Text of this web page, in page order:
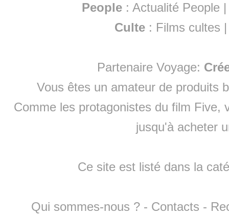
People :Actualité People
Culte : Films cultes
Partenaire Voyage:
Vous êtes un amateur de produits
Comme les protagonistes du film Five,
jusqu'à acheter
Ce site est listé dans la
Qui sommes-nous ? - Contacts -